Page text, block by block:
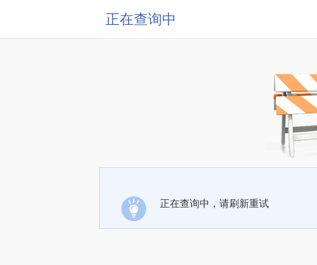
正在查询中
正在查询中，请刷新重试